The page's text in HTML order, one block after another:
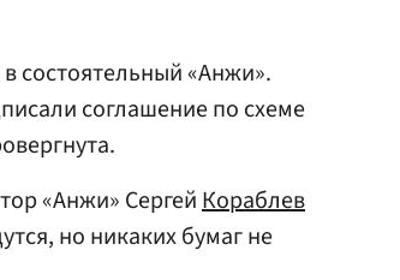
состоятельный «Анжи».
соглашение по схеме
«Анжи» СергейКораблев
но никаких бумаг не